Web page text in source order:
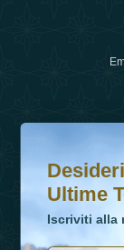
Desideri
Iscriviti alla
Ultime
Iscriviti alla